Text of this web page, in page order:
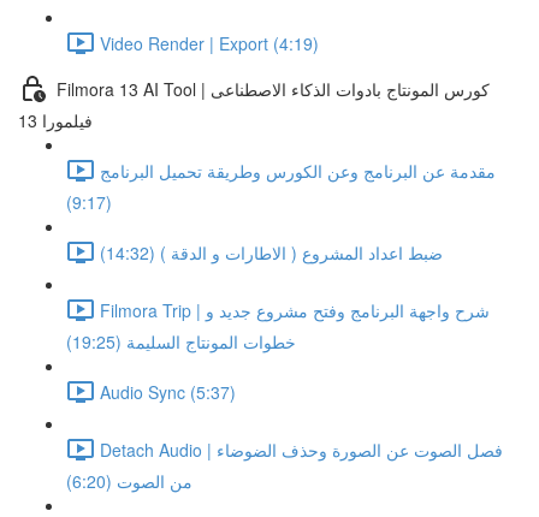
Video Render | Export (4:19)
Filmora 13 AI Tool | كورس المونتاج بادوات الذكاء الاصطناعى
فيلمورا 13
مقدمة عن البرنامج وعن الكورس وطريقة تحميل البرنامج
(9:17)
ضبط اعداد المشروع ( الاطارات و الدقة ) (14:32)
Filmora Trip | شرح واجهة البرنامج وفتح مشروع جديد و
خطوات المونتاج السليمة (19:25)
Audio Sync (5:37)
Detach Audio | فصل الصوت عن الصورة وحذف الضوضاء
من الصوت (6:20)